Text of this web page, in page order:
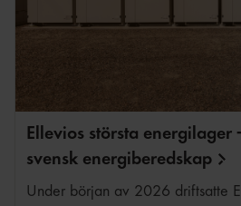
Ellevios största energilager
svensk energiberedskap
Under början av 2026 driftsatte